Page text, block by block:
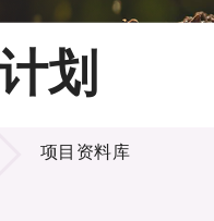
划
项目资料库